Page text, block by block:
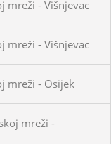
mreži - Višnjevac
mreži - Višnjevac
mreži - Osijek
mreži -